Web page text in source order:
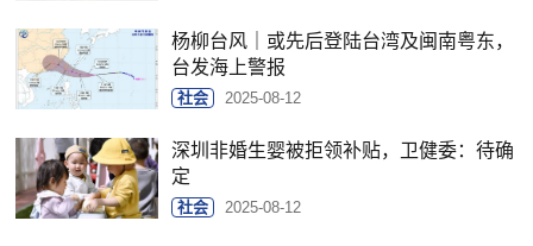
杨柳台风｜或先后登陆台湾及闽南粤东，
台发海上警报
社会 2025-08-12
深圳非婚生婴被拒领补贴，卫健委：待确
定
社会 2025-08-12